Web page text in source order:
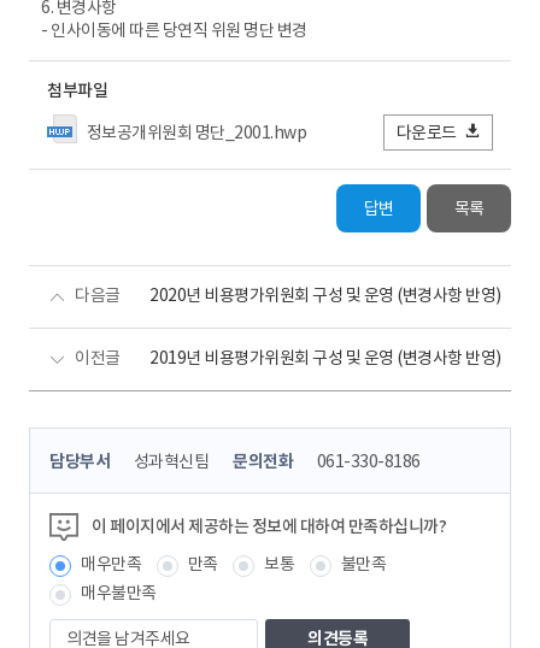
6. 변경사항
- 인사이동에 따른 당연직 위원 명단 변경
첨부파일
정보공개위원회 명단_2001.hwp
다운로드
답변 목록
다음글 2020년 비용평가위원회 구성 및 운영 (변경사항 반영)
이전글 2019년 비용평가위원회 구성 및 운영 (변경사항 반영)
콘
츠
정
보
책
임
자
담당부서 성과혁신팀 문의전화 061-330-8186
이 페이지에서 제공하는 정보에 대하여 만족하십니까?
매우만족
만족 보통
불만족
매우불만족
의